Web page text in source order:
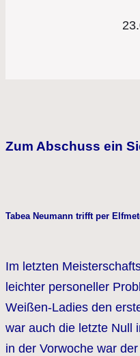
Zum Abschuss ein
Tabea Neumann trifft per
Im letzten
leichter personeller
Weißen-Ladies den
war auch die letzte Null
in der Vorwoche war